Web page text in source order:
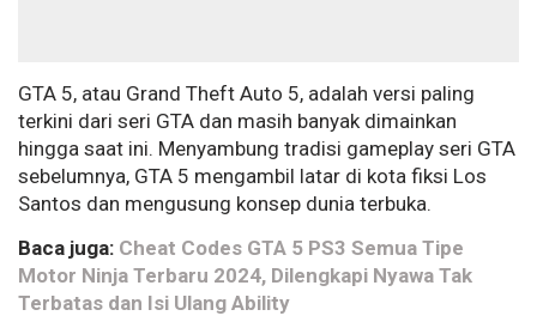
GTA 5, atau Grand Theft Auto 5, adalah versi paling
terkini dari seri GTA dan masih banyak dimainkan
hingga saat ini. Menyambung tradisi gameplay seri GTA
sebelumnya, GTA 5 mengambil latar di kota fiksi Los
Santos dan mengusung konsep dunia terbuka.
Baca juga: Cheat Codes GTA 5 PS3 Semua Tipe
Motor Ninja Terbaru 2024, Dilengkapi Nyawa Tak
Terbatas dan Isi Ulang Ability